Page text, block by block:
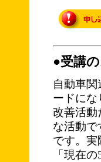
●受講
自動車
ードにな
改善活動
な活動で
です。実
「現在